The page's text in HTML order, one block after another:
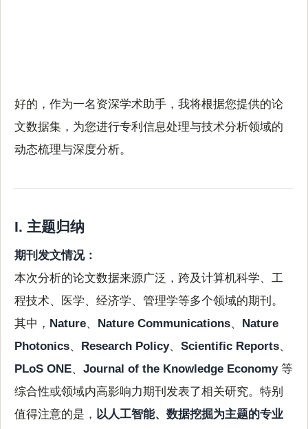
好的，作为一名资深学术助手，我将根据您提供的论
文数据集，为您进行专利信息处理与技术分析领域的
动态梳理与深度分析。
I. 主题归纳
期刊发文情况：
本次分析的论文数据来源广泛，跨及计算机科学、工
程技术、医学、经济学、管理学等多个领域的期刊。
其中， Nature、 Nature Communications、
Nature
Photonics、 Research Policy、 Scientific Reports、
PLoS ONE、 Journal of the Knowledge Economy等
综合性或领域内高影响力期刊发表了相关研究。特别
值得注意的是， 以人工智能、数据挖掘为主题的专业